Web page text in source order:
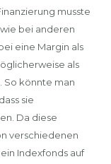
musste
bei anderen
eine Margin als
als
So könnte man
sie
Da diese
verschiedenen
Indexfonds auf